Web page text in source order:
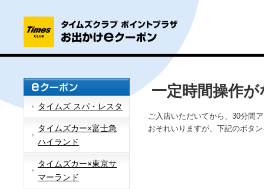
タイムズ スパ・レスタ
タイムズカー×富士急
ハイランド
タイムズカー×東京サ
マーランド
一定時間操作
ご入店いただいてから、30分間
おそれいりますが、下記のボタ